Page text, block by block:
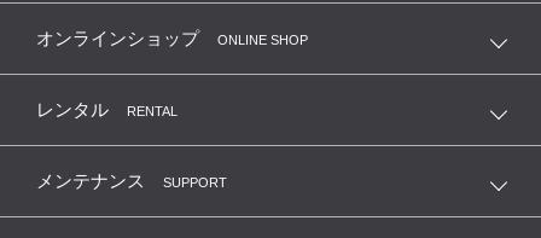
オンラインショップ ONLINE SHOP
レンタル RENTAL
メンテナンス SUPPORT